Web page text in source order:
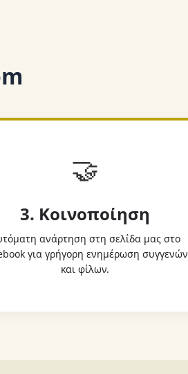
🤝
3. Κοινοποίηση
ανάρτηση στη σελίδα μας στο
για γρήγορη ενημέρωση συγγενών
και φίλων.